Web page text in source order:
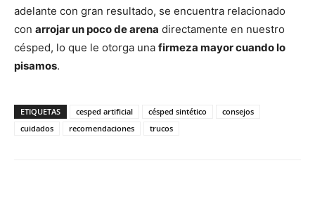
adelante con gran resultado, se encuentra relacionado
con arrojar un poco de arena directamente en nuestro
césped, lo que le otorga una firmeza mayor cuando lo
pisamos.
ETIQUETAS cesped artificial césped sintético
consejos
cuidados
recomendaciones trucos